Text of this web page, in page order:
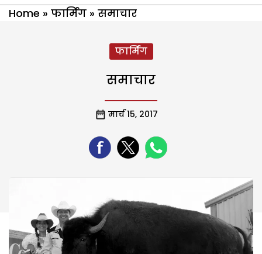
Home » फार्मिंग » समाचार
फार्मिंग
समाचार
मार्च 15, 2017